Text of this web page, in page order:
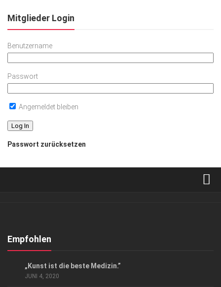
Mitglieder Login
Benutzername
Passwort
Angemeldet bleiben
Passwort zurücksetzen
Kontakt, Impressum
Empfohlen
„Kunst ist die beste Medizin.”
JUNI 4, 2020